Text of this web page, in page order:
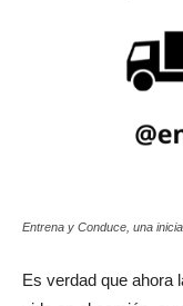
Entrena y Conduce, una
Es verdad que ahora